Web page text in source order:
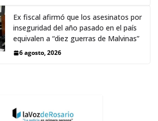
Ex fiscal afirmó que los asesinatos por
inseguridad del año pasado en el país
equivalen a “diez guerras de Malvinas”
6 agosto, 2026